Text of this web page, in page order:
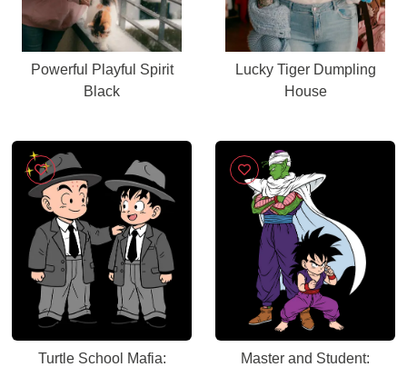
Powerful Playful Spirit
Black
Lucky Tiger Dumpling
House
Turtle School Mafia:
Master and Student: